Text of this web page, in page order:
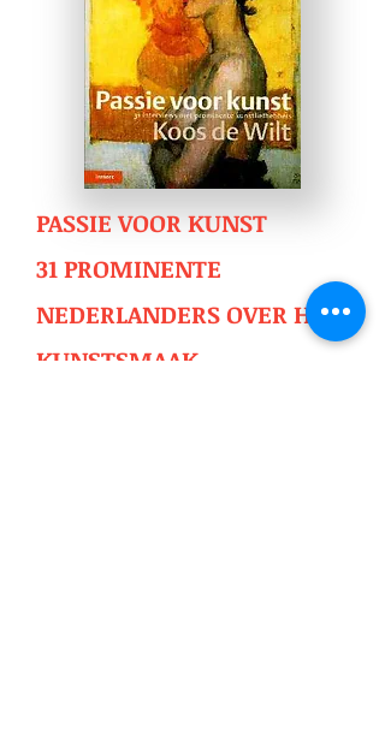
PASSIE VOOR KUNST
31 PROMINENTE
NEDERLANDERS OVER HUN
KUNSTSMAAK